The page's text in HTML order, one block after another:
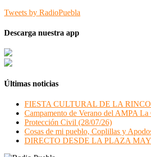
Tweets by RadioPuebla
Descarga nuestra app
Últimas noticias
FIESTA CULTURAL DE LA
Campamento de Verano del AMPA La
Protección Civil (28/07/26)
Cosas de mi pueblo, Coplillas y
DIRECTO DESDE LA PLAZA